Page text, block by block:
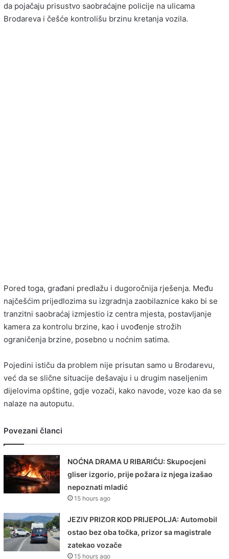
da pojačaju prisustvo saobraćajne policije na ulicama
Brodareva i češće kontrolišu brzinu kretanja vozila.
Pored toga, građani predlažu i dugoročnija rješenja. Među
najčešćim prijedlozima su izgradnja zaobilaznice kako bi se
tranzitni saobraćaj izmjestio iz centra mjesta, postavljanje
kamera za kontrolu brzine, kao i uvođenje strožih
ograničenja brzine, posebno u noćnim satima.
Pojedini ističu da problem nije prisutan samo u Brodarevu,
već da se slične situacije dešavaju i u drugim naseljenim
dijelovima opštine, gdje vozači, kako navode, voze kao da se
nalaze na autoputu.
Povezani članci
NOĆNA DRAMA U RIBARIĆU: Skupocjeni
gliser izgorio, prije požara iz njega izašao
nepoznati mladić
15 hours ago
JEZIV PRIZOR KOD PRIJEPOLJA: Automobil
ostao bez oba točka, prizor sa magistrale
zatekao vozače
15 hours ago